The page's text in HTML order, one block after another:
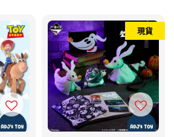
現貨